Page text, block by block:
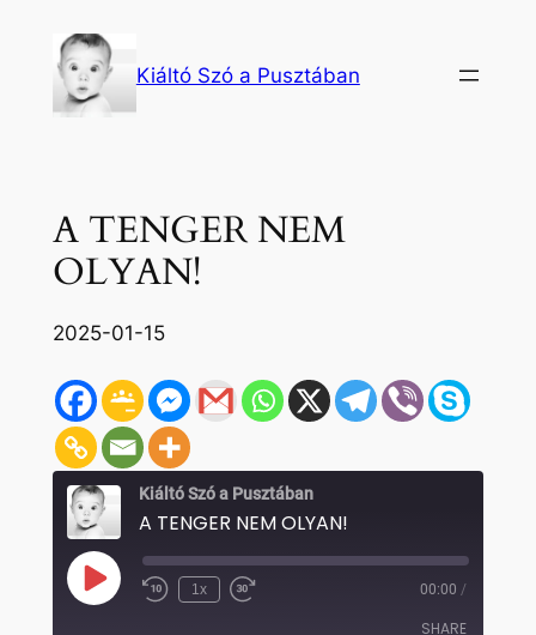
tartalomhoz
Kiáltó Szó a Pusztában
A TENGER NEM
OLYAN!
2025-01-15
Kiáltó Szó a Pusztában
A TENGER NEM OLYAN!
Play
Episode Rewind
1x
Fast
00:00 /
SHARE